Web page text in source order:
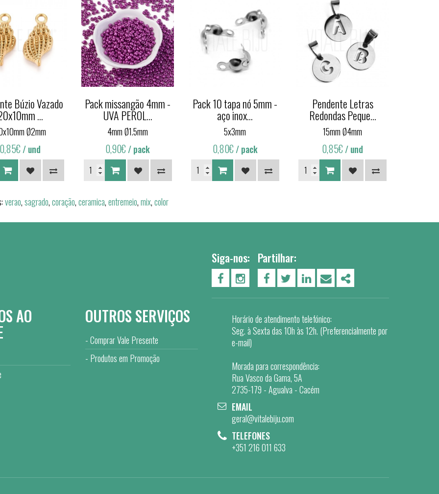
Búzio Vazado
...
Ø2mm
0,85€/ und
Pack missangão 4mm -
UVA PEROL...
4mm Ø1.5mm
0,90€/ pack
Pack 10 tapa nó 5mm -
aço inox...
5x3mm
0,80€/ pack
Pendente Letras
Redondas Peque...
15mm Ø4mm
0,85€/ und
verao,sagrado,coração,ceramica,entremeio,mix,color
AO OUTROS SERVIÇOS
Comprar Vale Presente
Produtos em Promoção
Siga-nos:
PÁGINA DO FACEBOOK
PÁGINA DO INSTAGRAM
Partilhar:
FACEBOOKTWITTERLINKEDIN
EMAIL
Horário de atendimento telefónico:
Seg. à Sexta das 10h às 12h. (Preferencialmente por
e-mail)
Morada para correspondência:
Rua Vasco da Gama, 5A
2735-179 - Agualva - Cacém
EMAIL
geral@vitalebiju.com
TELEFONES
+351 216 011 633